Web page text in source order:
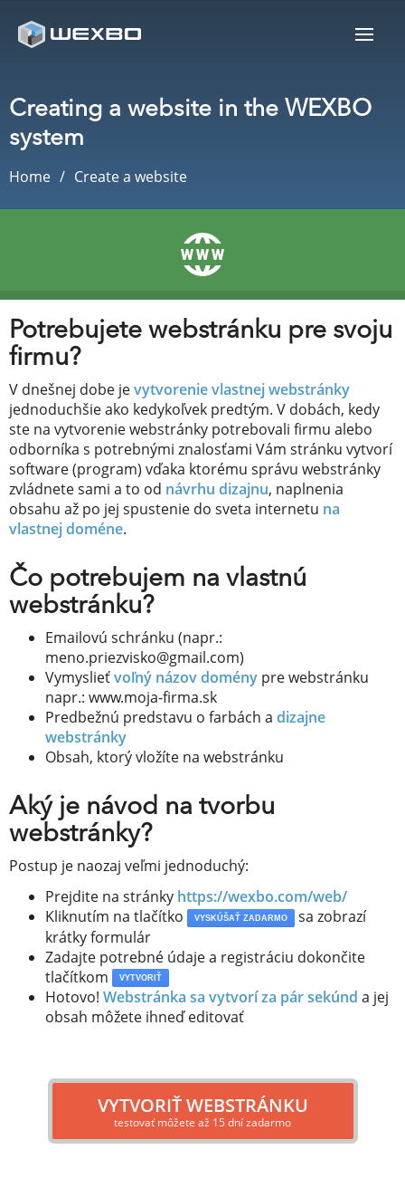
Creating a website in the WEXBO
system
Home Create a website
Potrebujete webstránku pre svoju
firmu?
V dnešnej dobe jevytvorenie vlastnej webstránky
jednoduchšie ako kedykoľvek predtým. V dobách, kedy
ste na vytvorenie webstránky potrebovali firmu alebo
odborníka s potrebnými znalosťami Vám stránku vytvorí
software (program) vďaka ktorému správu webstránky
zvládnete sami a to od návrhu dizajnu, naplnenia
obsahu až po jej spustenie do sveta internetu na
vlastnej doméne.
Čo potrebujem na vlastnú
webstránku?
Emailovú schránku (napr.:
meno.priezvisko@gmail.com)
Vymyslieťvoľný názov domény pre webstránku
napr.: www.moja-firma.sk
Predbežnú predstavu o farbách a dizajne
webstránky
Obsah, ktorý vložíte na webstránku
Aký je návod na tvorbu
webstránky?
Postup je naozaj veľmi jednoduchý:
Prejdite na stránky https://wexbo.com/web/
Kliknutím na tlačítko
VYSKÚŠAŤ ZADARMO
sa zobrazí
krátky formulár
Zadajte potrebné údaje a registráciu dokončite
tlačítkom
VYTVORIŤ
Hotovo! Webstránka sa vytvorí za pár sekúnd a jej
obsah môžete ihneď editovať
VYTVORIŤ WEBSTRÁNKU
testovať môžete až 15 dní zadarmo